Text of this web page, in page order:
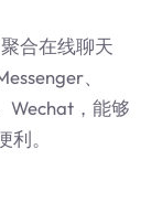
合在线聊天
、
Wechat，能够
。